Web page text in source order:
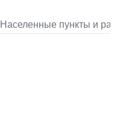
Населенные пункты и